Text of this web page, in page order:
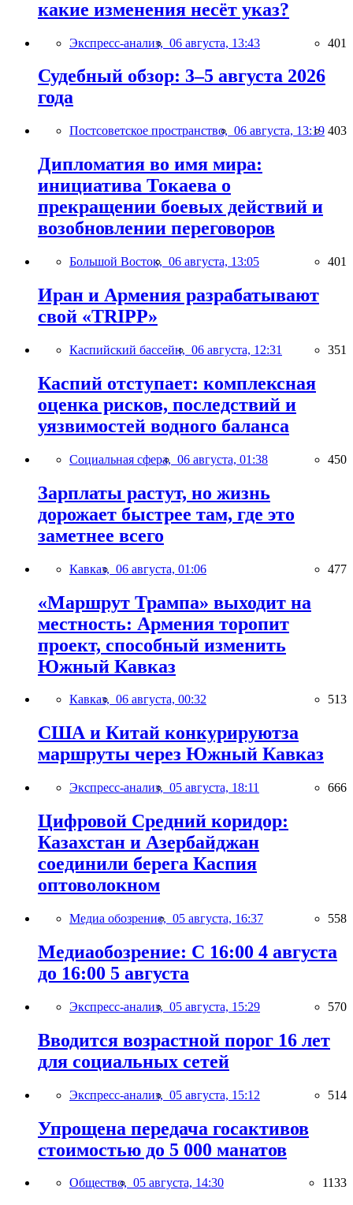
какие изменения несёт указ?
Экспресс-анализ, 06 августа, 13:43 401
Судебный обзор: 3–5 августа 2026
года
Постсоветское пространство, 06 августа, 13:19 403
Дипломатия во имя мира:
инициатива Токаева о
прекращении боевых действий и
возобновлении переговоров
Большой Восток, 06 августа, 13:05 401
Иран и Армения разрабатывают
свой «TRIPP»
Каспийский бассейн, 06 августа, 12:31 351
Каспий отступает: комплексная
оценка рисков, последствий и
уязвимостей водного баланса
Социальная сфера, 06 августа, 01:38 450
Зарплаты растут, но жизнь
дорожает быстрее там, где это
заметнее всего
Кавказ, 06 августа, 01:06 477
«Маршрут Трампа» выходит на
местность: Армения торопит
проект, способный изменить
Южный Кавказ
Кавказ, 06 августа, 00:32 513
США и Китай конкурируютза
маршруты через Южный Кавказ
Экспресс-анализ, 05 августа, 18:11 666
Цифровой Средний коридор:
Казахстан и Азербайджан
соединили берега Каспия
оптоволокном
Медиа обозрение, 05 августа, 16:37 558
Медиаобозрение: С 16:00 4 августа
до 16:00 5 августа
Экспресс-анализ, 05 августа, 15:29 570
Вводится возрастной порог 16 лет
для социальных сетей
Экспресс-анализ, 05 августа, 15:12 514
Упрощена передача госактивов
стоимостью до 5 000 манатов
Общество, 05 августа, 14:30 1133